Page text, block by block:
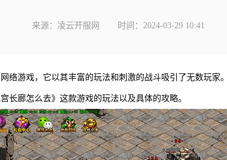
来源：凌云开服网 时间：2024-03-29 10:41
络游戏，它以其丰富的玩法和刺激的战斗吸引了无数玩家
长廊怎么去》这款游戏的玩法以及具体的攻略。